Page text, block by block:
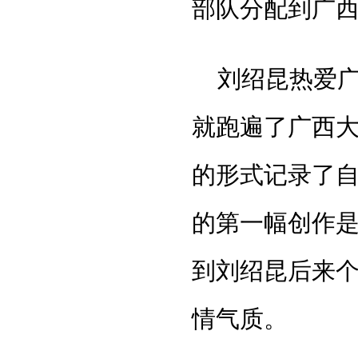
部队分配到广
刘绍昆热爱
就跑遍了广西
的形式记录了
的第一幅创作
到刘绍昆后来
情气质。